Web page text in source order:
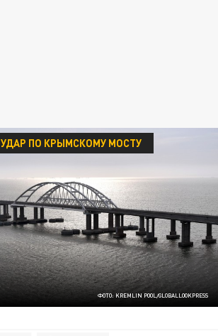
ФОТО: KREMLIN POOL/GLOBALLOOKPRESS
УДАР ПО КРЫМСКОМУ МОСТУ